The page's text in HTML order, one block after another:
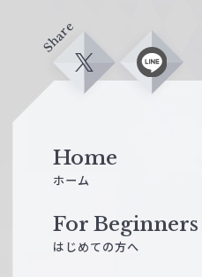
Share
X L
i
Home
ホーム
For Beginners
はじめての方へ